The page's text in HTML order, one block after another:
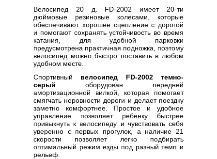
Велосипед 20 д. FD-2002 имеет 20-ти
дюймовые резиновые колесами, которые
обеспечивают хорошее сцепление с дорогой
и помогают сохранять устойчивость во время
катания, для удобной парковки
предусмотрена практичная подножка, поэтому
велосипед можно быстро поставить в любом
удобном месте.
Спортивный велосипед FD-2002 темно-
серый оборудован передней
амортизационной вилкой, которая помогает
смягчать неровности дороги и делает поездку
заметно комфортнее. Простое и удобное
управление позволяет ребенку быстрее
привыкнуть к велосипеду и чувствовать себя
уверенно с первых прогулок, а наличие 21
скорости позволяет легко подбирать
оптимальный режим езды под разный темп и
рельеф.